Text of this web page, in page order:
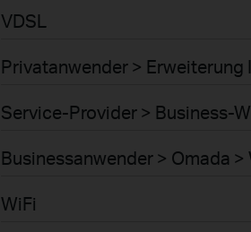
VDSL
Privatanwender > Erweiterung
Service-Provider > Business-
Businessanwender > Omada
WiFi